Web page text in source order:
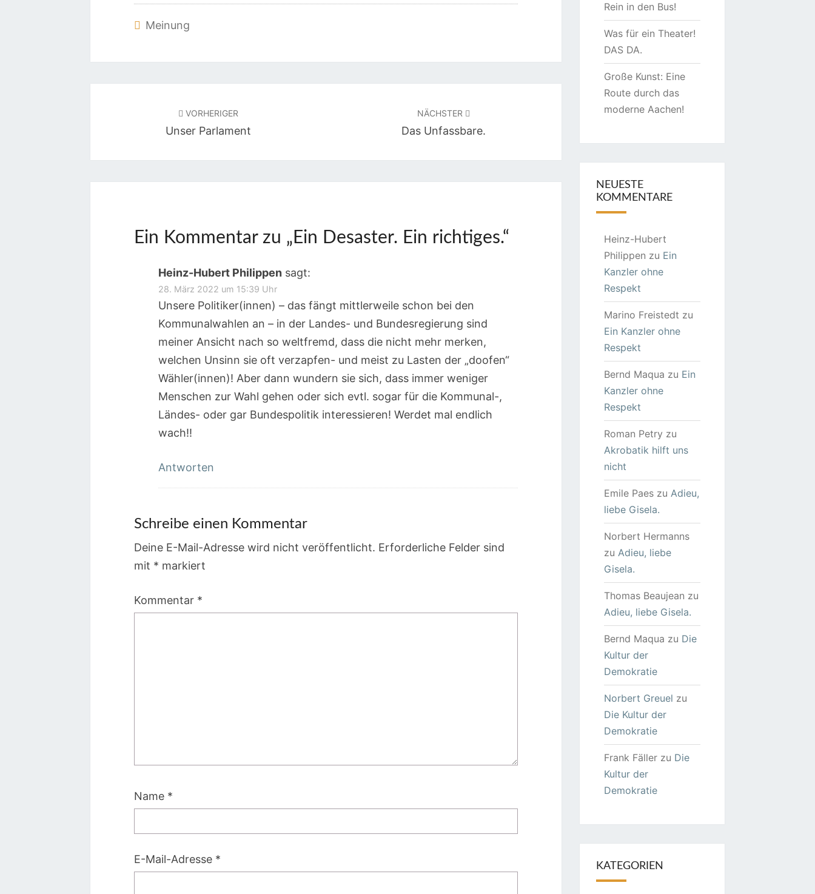
Meinung
VORHERIGER
Unser Parlament
NÄCHSTER
Das Unfassbare.
Ein Kommentar zu „ Ein Desaster. Ein richtiges.“
Heinz-Hubert Philippen sagt:
28. März 2022 um 15:39 Uhr
Unsere Politiker(innen) – das fängt mittlerweile schon bei den
Kommunalwahlen an – in der Landes- und Bundesregierung sind
meiner Ansicht nach so weltfremd, dass die nicht mehr merken,
welchen Unsinn sie oft verzapfen- und meist zu Lasten der „doofen“
Wähler(innen)! Aber dann wundern sie sich, dass immer weniger
Menschen zur Wahl gehen oder sich evtl. sogar für die Kommunal-,
Ländes- oder gar Bundespolitik interessieren! Werdet mal endlich
wach!!
Antworten
Schreibe einen Kommentar
Deine E-Mail-Adresse wird nicht veröffentlicht. Erforderliche Felder sind
mit * markiert
Kommentar *
Name *
E-Mail-Adresse *
Rein in den Bus!
Was für ein Theater!
DAS DA.
Große Kunst: Eine
Route durch das
moderne Aachen!
NEUESTE
KOMMENTARE
Heinz-Hubert
Philippen zu Ein
Kanzler ohne
Respekt
Marino Freistedt zu
Ein Kanzler ohne
Respekt
Bernd Maqua zu Ein
Kanzler ohne
Respekt
Roman Petry zu
Akrobatik hilft uns
nicht
Emile Paeszu Adieu,
liebe Gisela.
Norbert Hermanns
zu Adieu, liebe
Gisela.
Thomas Beaujean zu
Adieu, liebe Gisela.
Bernd Maqua zu Die
Kultur der
Demokratie
Norbert Greuel zu
Die Kultur der
Demokratie
Frank Fällerzu Die
Kultur der
Demokratie
KATEGORIEN